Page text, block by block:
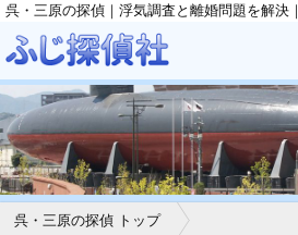
呉・三原の探偵｜浮気調査と離婚問題を解決｜
呉・三原の探偵 トップ